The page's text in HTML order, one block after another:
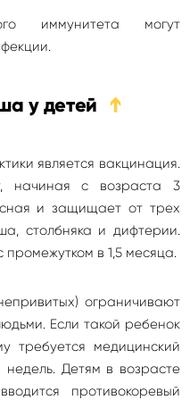
иммунитета могут
у детей ➔
является вакцинация.
начиная с возраста 3
и защищает от трех
столбняка и дифтерии.
в 1,5 месяца.
ограничивают
Если такой ребенок
требуется медицинский
Детям в возрасте
противокоревый